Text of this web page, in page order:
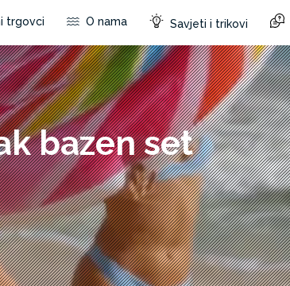
trgovci O nama Savjeti i trikovi
bazen set